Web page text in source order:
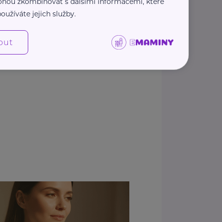
jejich služby.